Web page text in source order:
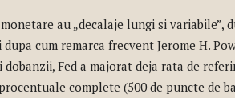
au „decalaje lungi si variabile”,
cum remarca frecvent Jerome H.
Fed a majorat deja rata de
complete (500 de puncte de